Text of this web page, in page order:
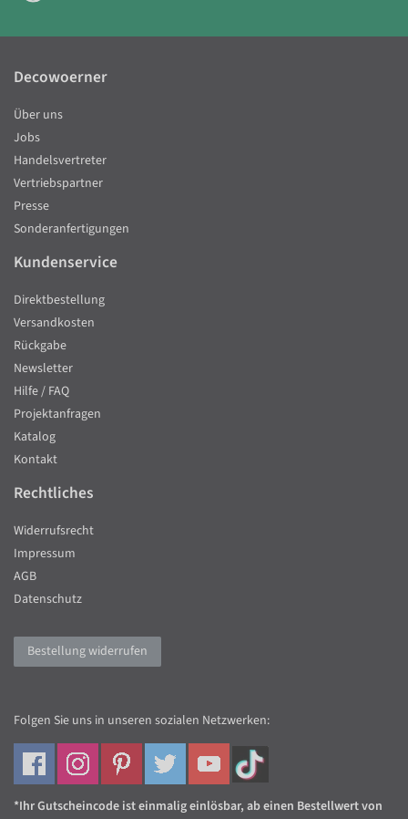
Decowoerner
Über uns
Jobs
Handelsvertreter
Vertriebspartner
Presse
Sonderanfertigungen
Kundenservice
Direktbestellung
Versandkosten
Rückgabe
Newsletter
Hilfe / FAQ
Projektanfragen
Katalog
Kontakt
Rechtliches
Widerrufsrecht
Impressum
AGB
Datenschutz
Bestellung widerrufen
Folgen Sie uns in unseren sozialen Netzwerken:
*Ihr Gutscheincode ist einmalig einlösbar, ab einen Bestellwert von